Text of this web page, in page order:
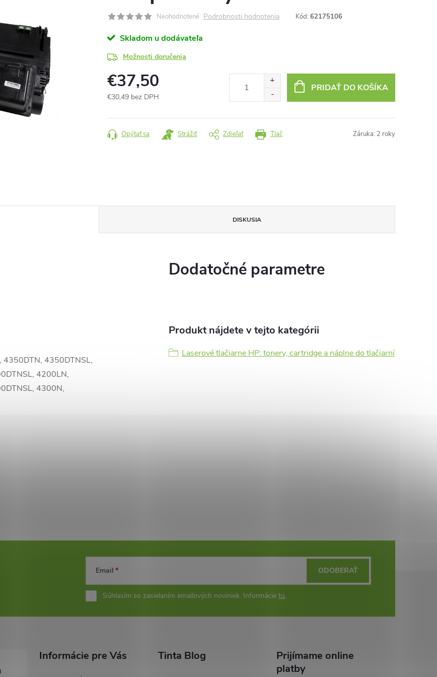
Neohodnotené Podrobnosti hodnotenia Kód: 62175106
Skladom u dodávateľa
Možnosti doručenia
€37,50
€30,49 bez DPH
cena:
PRIDAŤ DO KOŠÍKA
Tlač
Opýtať sa Strážiť Zdieľať Záruka: 2 roky
DISKUSIA
4350DTNSL,
4200LN,
4300N,
Dodatočné parametre
Produkt nájdete v tejto kategórii
Laserové tlačiarne HP: tonery, cartridge a náplne do tlačiarní
Email
Súhlasím so zasielaním emailových noviniek. Informácie tu.
ODOBERAŤ
Informácie pre Vás Tinta Blog
Prijímame online
platby